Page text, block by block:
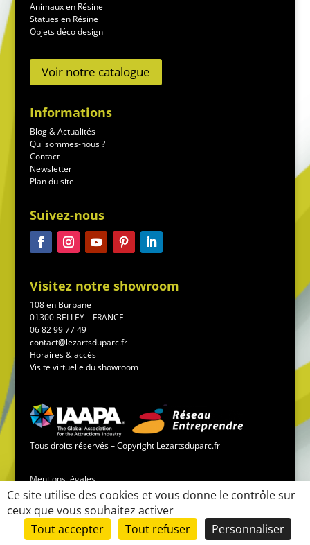
Animaux en Résine
Statues en Résine
Objets déco design
Voir notre catalogue
Informations
Blog & Actualités
Qui sommes-nous ?
Contact
Newsletter
Plan du site
Suivez-nous
Visitez notre showroom
108 en Burbane
01300 BELLEY – FRANCE
06 82 99 77 49
contact@lezartsduparc.fr
Horaires & accès
Visite virtuelle du showroom
Tous droits réservés – Copyright Lezartsduparc.fr
Mentions légales
Conditions générales de vente
Ce site utilise des cookies et vous donne le contrôle sur
ceux que vous souhaitez activer
Tout accepter
Tout refuser
Personnaliser